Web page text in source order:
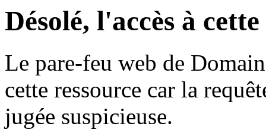
Désolé, l'accès à
Le pare-feu web de
cette ressource car la
jugée suspicieuse.